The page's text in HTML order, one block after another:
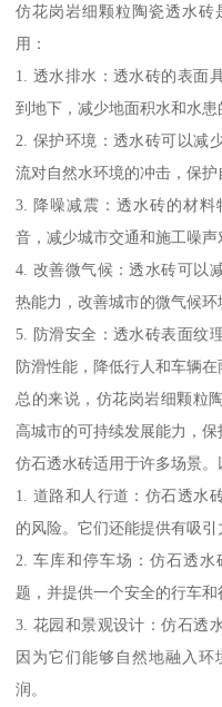
仿花岗岩细颗粒陶瓷透水
用：
1. 透水排水：透水砖的表面
到地下，减少地面积水和水患
2. 保护环境：透水砖可以减
流对自然水环境的冲击，保护
3. 降噪减震：透水砖的材
音，减少城市交通和施工噪声
4. 改善微气候：透水砖可以
热能力，改善城市的微气候环
5. 防滑安全：透水砖表面纹
防滑性能，降低行人和车辆在
总的来说，仿花岗岩细颗粒
高城市的可持续发展能力，保
仿石透水砖适用于许多场景。
1. 道路和人行道：仿石透水
的风险。它们还能提供有吸引
2. 车库和停车场：仿石透
题，并提供一个安全的行车和
3. 花园和景观设计：仿石透
因为它们能够自然地融入
润。